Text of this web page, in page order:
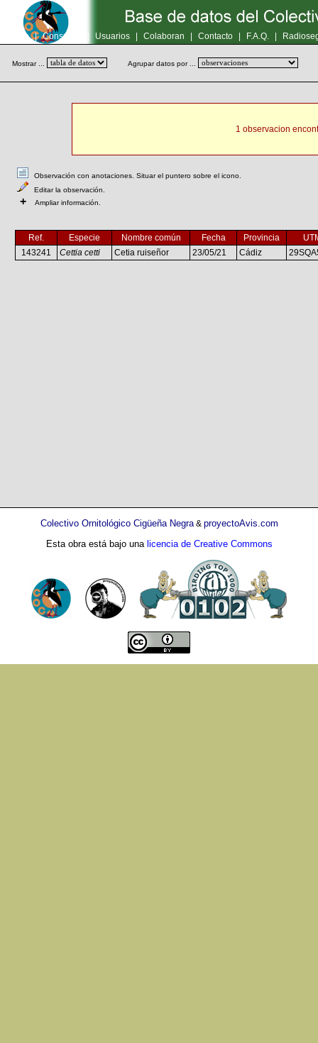
Inicio | Consultas Usuarios Colaboran Contacto F.A.Q.
Mostrar ... Agrupar datos por ...
1 observacion
Observación con anotaciones. Situar el puntero sobre el icono.
Editar la observación.
+ Ampliar información.
Ref. Especie Nombre común Fecha Provincia
143241
Cettia cetti Cetia ruiseñor 23/05/21 Cádiz
Colectivo Ornitológico Cigüeña Negra& proyectoAvis.com
Esta obra está bajo una licencia de Creative Commons